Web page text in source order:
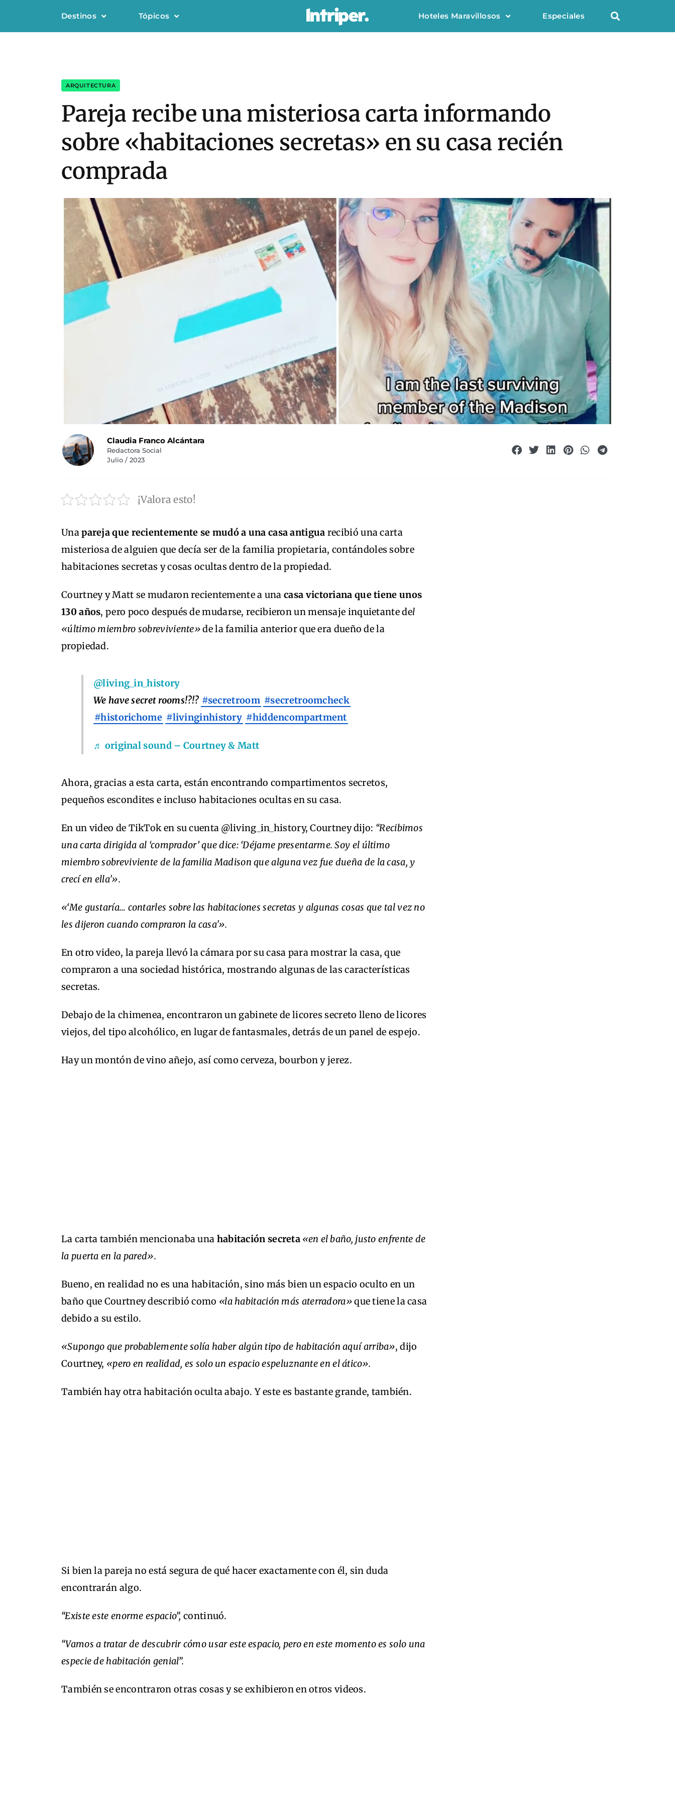
Destinos Tópicos Hoteles Maravillosos Especiales
ARQUITECTURA
Pareja recibe una misteriosa carta informando
sobre «habitaciones secretas» en su casa recién
comprada
Claudia Franco Alcántara
Redactora Social
Julio / 2023
¡Valora esto!
Unapareja que recientemente se mudó a una casa antigua recibió una carta
misteriosa de alguien que decía ser de la familia propietaria, contándoles sobre
habitaciones secretas y cosas ocultas dentro de la propiedad.
Courtney y Matt se mudaron recientemente a unacasa victoriana que tiene unos
130 años, pero poco después de mudarse, recibieron un mensaje inquietante del
«último miembro sobreviviente»de la familia anterior que era dueño de la
propiedad.
@living_in_history
We have secret rooms!?!? #secretroom #secretroomcheck
#historichome #livinginhistory #hiddencompartment
♬ original sound – Courtney & Matt
Ahora, gracias a esta carta, están encontrando compartimentos secretos,
pequeños escondites e incluso habitaciones ocultas en su casa.
En un video de TikTok en su cuenta @living_in_history, Courtney dijo: “Recibimos
una carta dirigida al ‘comprador’ que dice: ‘Déjame presentarme. Soy el último
miembro sobreviviente de la familia Madison que alguna vez fue dueña de la casa, y
crecí en ella'».
«‘Me gustaría… contarles sobre las habitaciones secretas y algunas cosas que tal vez no
les dijeron cuando compraron la casa'».
En otro video, la pareja llevó la cámara por su casa para mostrar la casa, que
compraron a una sociedad histórica, mostrando algunas de las características
secretas.
Debajo de la chimenea, encontraron un gabinete de licores secreto lleno de licores
viejos, del tipo alcohólico, en lugar de fantasmales, detrás de un panel de espejo.
Hay un montón de vino añejo, así como cerveza, bourbon y jerez.
La carta también mencionaba una habitación secreta «en el baño, justo enfrente de
la puerta en la pared».
Bueno, en realidad no es una habitación, sino más bien un espacio oculto en un
baño que Courtney describió como «la habitación más aterradora»que tiene la casa
debido a su estilo.
«Supongo que probablemente solía haber algún tipo de habitación aquí arriba», dijo
Courtney, «pero en realidad, es solo un espacio espeluznante en el ático».
También hay otra habitación oculta abajo. Y este es bastante grande, también.
Si bien la pareja no está segura de qué hacer exactamente con él, sin duda
encontrarán algo.
“Existe este enorme espacio”, continuó.
“Vamos a tratar de descubrir cómo usar este espacio, pero en este momento es solo una
especie de habitación genial”.
También se encontraron otras cosas y se exhibieron en otros videos.